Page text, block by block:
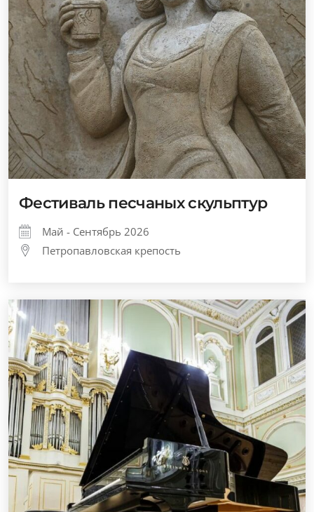
Фестиваль песчаных скульптур
Май - Сентябрь 2026
Петропавловская крепость